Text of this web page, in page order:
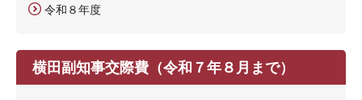
令和８年度
横田副知事交際費（令和７年８月まで）